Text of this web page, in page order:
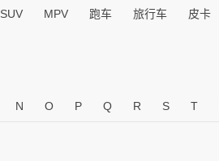
SUV MPV 跑车 旅行车 皮卡
N O P Q R S T